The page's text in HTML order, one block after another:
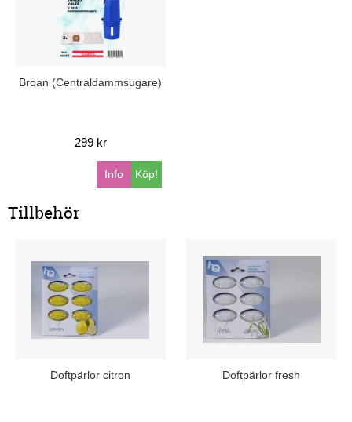
Broan (Centraldammsugare)
299 kr
Köp!
Info
Tillbehör
Doftpärlor citron Doftpärlor fresh